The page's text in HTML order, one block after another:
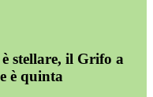
stellare, il Grifo a
è quinta